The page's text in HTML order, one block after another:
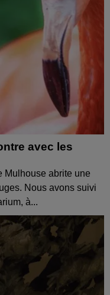
avec les
Mulhouse abrite une
Nous avons suivi
à...